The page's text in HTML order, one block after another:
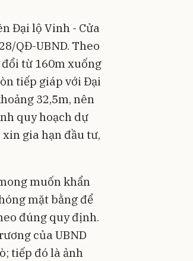
Đại lộ Vinh - Cửa
QĐ-UBND. Theo
từ 160m xuống
tiếp giáp với Đại
32,5m, nên
quy hoạch dự
gia hạn đầu tư,
muốn khẩn
mặt bằng để
đúng quy định.
của UBND
tiếp đó là ảnh